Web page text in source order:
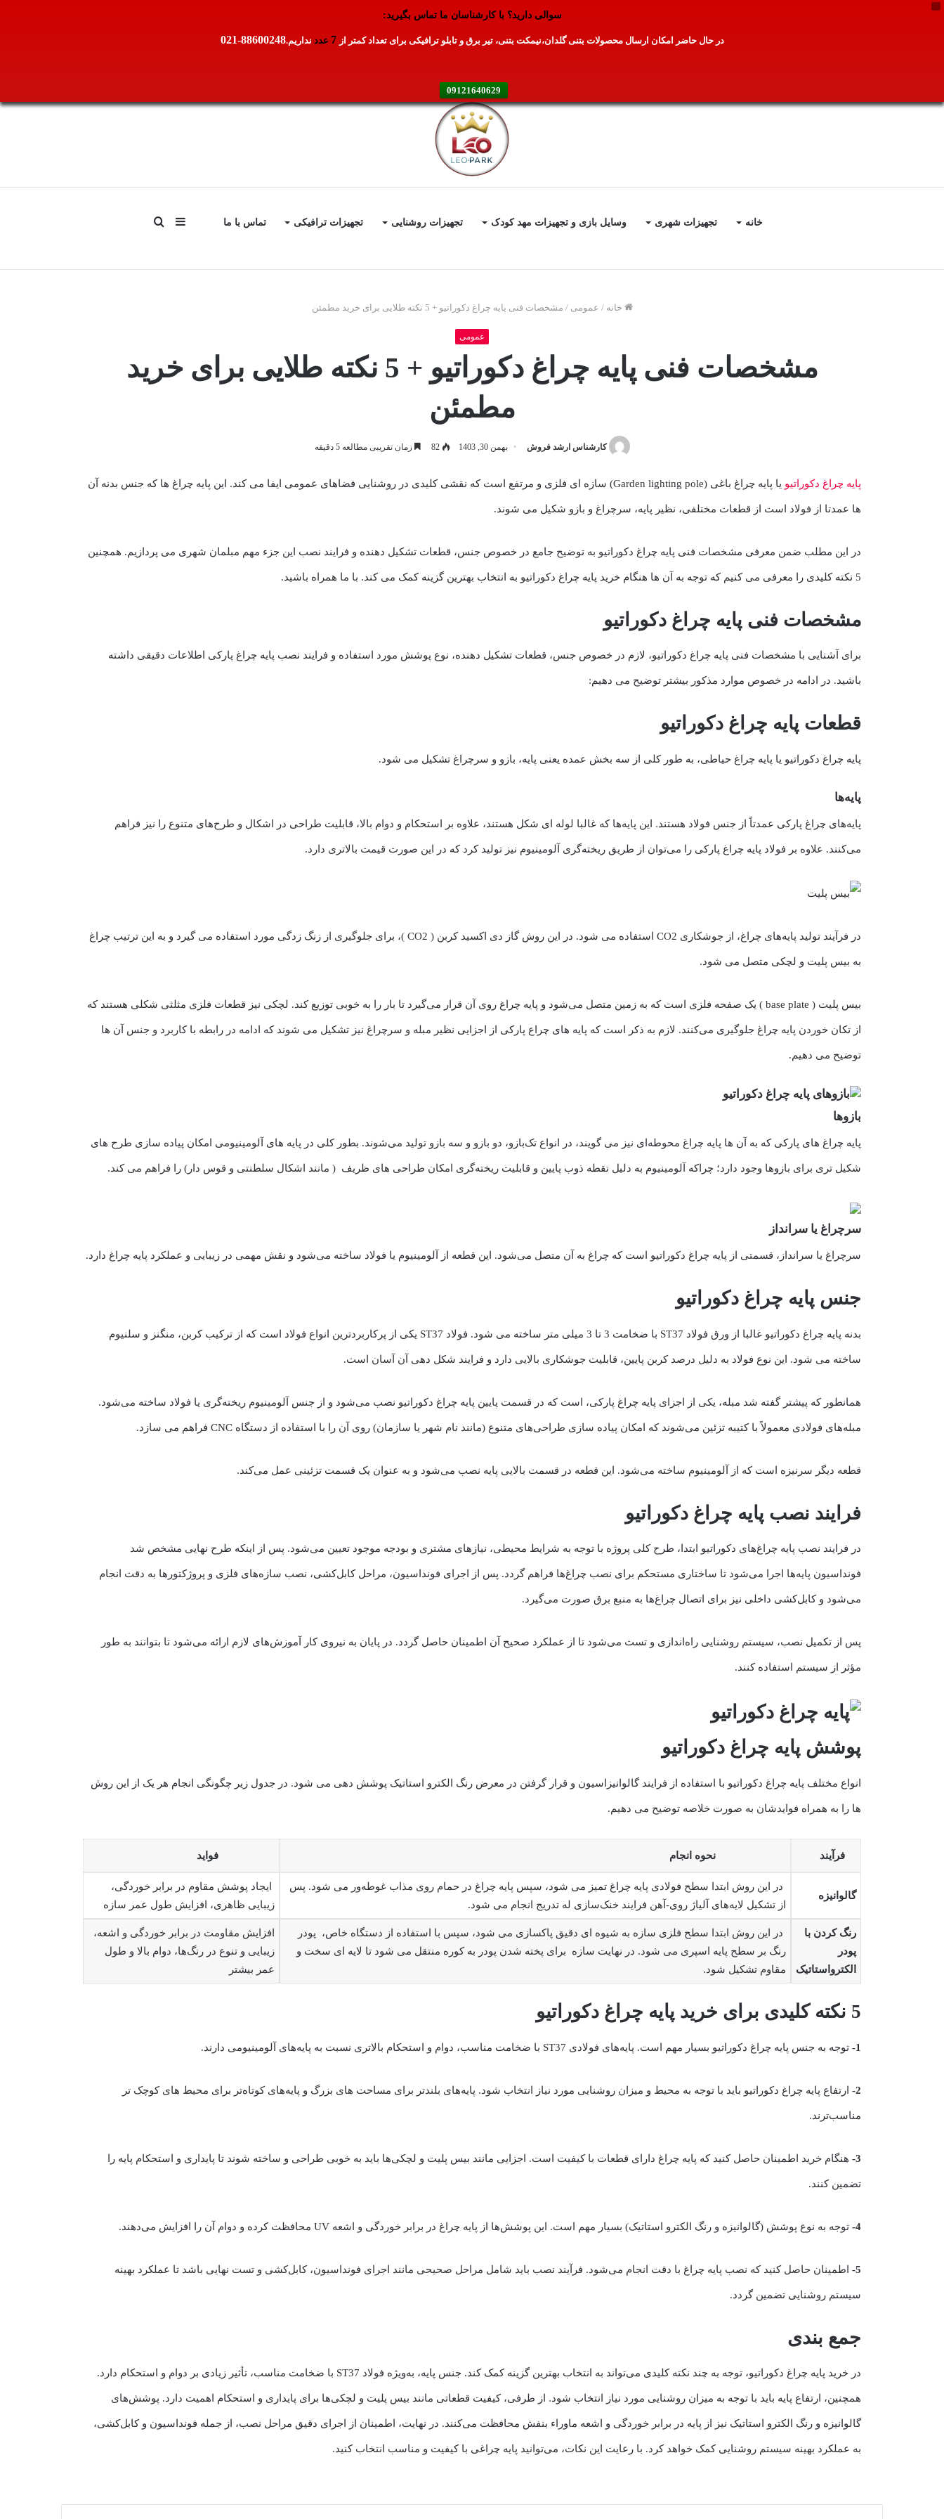
سوالی دارید؟ با کارشناسان ما تماس بگیرید:
در حال حاضر امکان ارسال محصولات بتنی گلدان،نیمکت بتنی، تیر برق و تابلو ترافیکی برای تعداد کمتر از 7 عدد نداریم.88600248-021
09121640629
خانه تجهیزات شهری وسایل بازی و تجهیزات مهد کودک تجهیزات روشنایی تجهیزات ترافیکی تماس با ما جستجوسایدبار
خانه / عمومی / مشخصات فنی پایه چراغ دکوراتیو + 5 نکته طلایی برای خرید مطمئن
عمومی
مشخصات فنی پایه چراغ دکوراتیو + 5 نکته طلایی برای خرید
مطمئن
کارشناس ارشد فروش بهمن 30, 1403 82 زمان تقریبی مطالعه 5 دقیقه
پایه چراغ دکوراتیو یا پایه چراغ باغی (Garden lighting pole) سازه ای فلزی و مرتفع است که نقشی کلیدی در روشنایی فضاهای عمومی ایفا می کند. این پایه چراغ ها که جنس بدنه آن
ها عمدتا از فولاد است از قطعات مختلفی، نظیر پایه، سرچراغ و بازو شکیل می شوند.
در این مطلب ضمن معرفی مشخصات فنی پایه چراغ دکوراتیو به توضیح جامع در خصوص جنس، قطعات تشکیل دهنده و فرایند نصب این جزء مهم مبلمان شهری می پردازیم. همچنین
5 نکته کلیدی را معرفی می کنیم که توجه به آن ها هنگام خرید پایه چراغ دکوراتیو به انتخاب بهترین گزینه کمک می کند. با ما همراه باشید.
مشخصات فنی پایه چراغ دکوراتیو
برای آشنایی با مشخصات فنی پایه چراغ دکوراتیو، لازم در خصوص جنس، قطعات تشکیل دهنده، نوع پوشش مورد استفاده و فرایند نصب پایه چراغ پارکی اطلاعات دقیقی داشته
باشید. در ادامه در خصوص موارد مذکور بیشتر توضیح می دهیم:
قطعات پایه چراغ دکوراتیو
پایه چراغ دکوراتیو یا پایه چراغ حیاطی، به طور کلی از سه بخش عمده یعنی پایه، بازو و سرچراغ تشکیل می شود.
پایه‌ها
پایه‌های چراغ پارکی عمدتاً از جنس فولاد هستند. این پایه‌ها که غالبا لوله ای شکل هستند، علاوه بر استحکام و دوام بالا، قابلیت طراحی در اشکال و طرح‌های متنوع را نیز فراهم
می‌کنند. علاوه بر فولاد پایه چراغ پارکی را می‌توان از طریق ریخته‌گری آلومینیوم نیز تولید کرد که در این صورت قیمت بالاتری دارد.
در فرآیند تولید پایه‌های چراغ، از جوشکاری CO2 استفاده می شود. در این روش گاز دی اکسید کربن ( CO2 )، برای جلوگیری از زنگ زدگی مورد استفاده می گیرد و به این ترتیب چراغ
به بیس پلیت و لچکی متصل می شود.
بیس پلیت ( base plate ) یک صفحه فلزی است که به زمین متصل می‌شود و پایه چراغ روی آن قرار می‌گیرد تا بار را به خوبی توزیع کند. لچکی‌ نیز قطعات فلزی مثلثی شکلی هستند که
از تکان خوردن پایه چراغ جلوگیری می‌کنند. لازم به ذکر است که پایه های چراع پارکی از اجزایی نظیر مبله و سرچراغ نیز تشکیل می شوند که ادامه در رابطه با کاربرد و جنس آن ها
توضیح می دهیم.
بازوها
پایه‌ چراغ های پارکی که به آن ها پایه چراغ محوطه‌ای نیز می گویند، در انواع تک‌بازو، دو بازو و سه بازو تولید می‌شوند. بطور کلی در پایه های آلومینیومی امکان پیاده سازی طرح های
شکیل تری برای بازوها وجود دارد؛ چراکه آلومینیوم به دلیل نقطه ذوب پایین و قابلیت ریخته‌گری امکان طراحی های ظریف ( مانند اشکال سلطنتی و قوس دار) را فراهم می کند.
سرچراغ یا سرانداز
سرچراغ یا سرانداز، قسمتی از پایه چراغ دکوراتیو است که چراغ به آن متصل می‌شود. این قطعه از آلومینیوم یا فولاد ساخته می‌شود و نقش مهمی در زیبایی و عملکرد پایه چراغ دارد.
جنس پایه چراغ دکوراتیو
بدنه پایه چراغ دکوراتیو غالبا از ورق فولاد ST37 با ضخامت 3 تا 3 میلی متر ساخته می شود. فولاد ST37 یکی از پرکاربردترین انواع فولاد است که از ترکیب کربن، منگنز و سلنیوم
ساخته می شود. این نوع فولاد به دلیل درصد کربن پایین، قابلیت جوشکاری بالایی دارد و فرایند شکل دهی آن آسان است.
همانطور که پیشتر گفته شد مبله، یکی از اجزای پایه چراغ پارکی، است که در قسمت پایین پایه چراغ دکوراتیو نصب می‌شود و از جنس آلومینیوم ریخته‌گری یا فولاد ساخته می‌شود.
مبله‌های فولادی معمولاً با کتیبه تزئین می‌شوند که امکان پیاده سازی طراحی‌های متنوع (مانند نام شهر یا سازمان) روی آن را با استفاده از دستگاه CNC فراهم می سازد.
قطعه دیگر سرنیزه است که از آلومینیوم ساخته می‌شود. این قطعه در قسمت بالایی پایه نصب می‌شود و به عنوان یک قسمت تزئینی عمل می‌کند.
فرایند نصب پایه چراغ دکوراتیو
در فرایند نصب پایه چراغ‌های دکوراتیو ابتدا، طرح کلی پروژه با توجه به شرایط محیطی، نیازهای مشتری و بودجه موجود تعیین می‌شود. پس از اینکه طرح نهایی مشخص شد
فونداسیون پایه‌ها اجرا می‌شود تا ساختاری مستحکم برای نصب چراغ‌ها فراهم گردد. پس از اجرای فونداسیون، مراحل کابل‌کشی، نصب سازه‌های فلزی و پروژکتورها به دقت انجام
می‌شود و کابل‌کشی داخلی نیز برای اتصال چراغ‌ها به منبع برق صورت می‌گیرد.
پس از تکمیل نصب، سیستم روشنایی راه‌اندازی و تست می‌شود تا از عملکرد صحیح آن اطمینان حاصل گردد. در پایان به نیروی کار آموزش‌های لازم ارائه می‌شود تا بتوانند به طور
مؤثر از سیستم استفاده کنند.
پوشش پایه چراغ دکوراتیو
انواع مختلف پایه چراغ دکوراتیو با استفاده از فرایند گالوانیزاسیون و قرار گرفتن در معرض رنگ الکترو استاتیک پوشش دهی می شود. در جدول زیر چگونگی انجام هر یک از این روش
ها را به همراه فوایدشان به صورت خلاصه توضیح می دهیم.
فرآیند نحوه انجام فواید
گالوانیزه
در این روش ابتدا سطح فولادی پایه چراغ تمیز می شود، سپس پایه چراغ در حمام روی مذاب غوطه‌ور می شود. پس
از تشکیل لایه‌های آلیاژ روی-آهن فرایند خنک‌سازی له تدریج انجام می شود.
ایجاد پوشش مقاوم در برابر خوردگی،
زیبایی ظاهری، افزایش طول عمر سازه
رنگ کردن با
پودر
الکترواستاتیک
در این روش ابتدا سطح فلزی سازه به شیوه ای دقیق پاکسازی می شود، سپس با استفاده از دستگاه خاص، پودر
رنگ بر سطح پایه اسپری می شود. در نهایت سازه برای پخته شدن پودر به کوره منتقل می شود تا لایه ای سخت و
مقاوم تشکیل شود.
افزایش مقاومت در برابر خوردگی و اشعه،
زیبایی و تنوع در رنگ‌ها، دوام بالا و طول
عمر بیشتر
5 نکته کلیدی برای خرید پایه چراغ دکوراتیو
1- توجه به جنس پایه چراغ دکوراتیو بسیار مهم است. پایه‌های فولادی ST37 با ضخامت مناسب، دوام و استحکام بالاتری نسبت به پایه‌های آلومینیومی دارند.
2- ارتفاع پایه چراغ دکوراتیو باید با توجه به محیط و میزان روشنایی مورد نیاز انتخاب شود. پایه‌های بلندتر برای مساحت های بزرگ و پایه‌های کوتاه‌تر برای محیط های کوچک تر
مناسب‌ترند.
3- هنگام خرید اطمینان حاصل کنید که پایه چراغ دارای قطعات با کیفیت است. اجزایی مانند بیس پلیت و لچکی‌ها باید به خوبی طراحی و ساخته شوند تا پایداری و استحکام پایه را
تضمین کنند.
4- توجه به نوع پوشش (گالوانیزه و رنگ الکترو استاتیک) بسیار مهم است. این پوشش‌ها از پایه چراغ در برابر خوردگی و اشعه UV محافظت کرده و دوام آن را افزایش می‌دهند.
5- اطمینان حاصل کنید که نصب پایه چراغ با دقت انجام می‌شود. فرآیند نصب باید شامل مراحل صحیحی مانند اجرای فونداسیون، کابل‌کشی و تست نهایی باشد تا عملکرد بهینه
سیستم روشنایی تضمین گردد.
جمع بندی
در خرید پایه چراغ دکوراتیو، توجه به چند نکته کلیدی می‌تواند به انتخاب بهترین گزینه کمک کند. جنس پایه، به‌ویژه فولاد ST37 با ضخامت مناسب، تأثیر زیادی بر دوام و استحکام دارد.
همچنین، ارتفاع پایه باید با توجه به میزان روشنایی مورد نیاز انتخاب شود. از طرفی، کیفیت قطعاتی مانند بیس پلیت و لچکی‌ها برای پایداری و استحکام اهمیت دارد. پوشش‌های
گالوانیزه و رنگ الکترو استاتیک نیز از پایه در برابر خوردگی و اشعه ماوراء بنفش محافظت می‌کنند. در نهایت، اطمینان از اجرای دقیق مراحل نصب، از جمله فونداسیون و کابل‌کشی،
به عملکرد بهینه سیستم روشنایی کمک خواهد کرد. با رعایت این نکات، می‌توانید پایه چراغی با کیفیت و مناسب انتخاب کنید.